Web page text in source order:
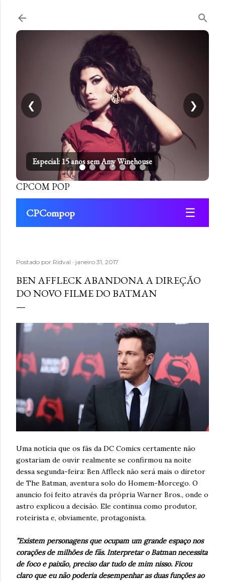
Especial: 15 anos sem Amy Winehouse
❮ ❯
CPCOM POP
CPCompop ☰
Postado por Ridval janeiro 31, 2017
BEN AFFLECK ABANDONA A DIREÇÃO
DO NOVO FILME DO BATMAN
Uma notícia que os fãs da DC Comics certamente não
gostariam de ouvir realmente se confirmou na noite
dessa segunda-feira: Ben Affleck não será mais o diretor
de The Batman, aventura solo do Homem-Morcego. O
anuncio foi feito através da própria Warner Bros., onde o
astro explicou a decisão. Ele continua como produtor,
roteirista e, obviamente, protagonista.
”Existem personagens que ocupam um grande espaço nos
corações de milhões de fãs. Interpretar o Batman necessita
de foco e paixão, preciso dar tudo de mim nisso. Ficou
claro que eu não poderia desempenhar as duas funções ao